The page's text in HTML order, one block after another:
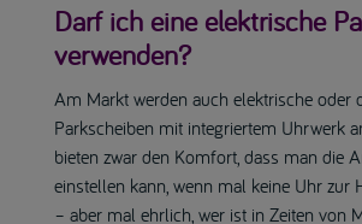
Darf ich eine elektrische
verwenden?
Am Markt werden auch elektrische oder
Parkscheiben mit integriertem Uhrwerk
bieten zwar den Komfort, dass man die
einstellen kann, wenn mal keine Uhr zur
– aber mal ehrlich, wer ist in Zeiten von